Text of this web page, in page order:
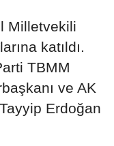
Milletvekili
katıldı.
TBMM
ve AK
Erdoğan